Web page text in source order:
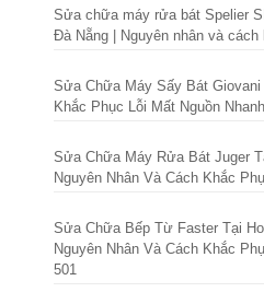
Sửa chữa máy rửa bát Spelier
Đà Nẵng | Nguyên nhân và cách
Sửa Chữa Máy Sấy Bát Giovani
Khắc Phục Lỗi Mất Nguồn
Sửa Chữa Máy Rửa Bát Juger
Nguyên Nhân Và Cách Khắc
Sửa Chữa Bếp Từ Faster Tại
Nguyên Nhân Và Cách Khắc
501